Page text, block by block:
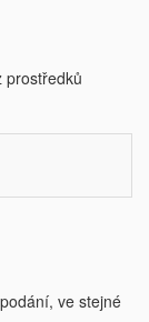
prostředků
ve stejné